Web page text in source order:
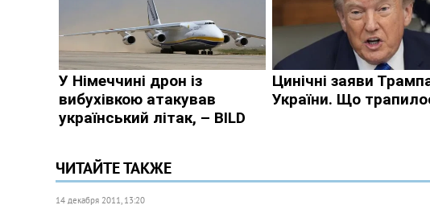
ЧИТАЙТЕ ТАКЖЕ
14 декабря 2011, 13:20